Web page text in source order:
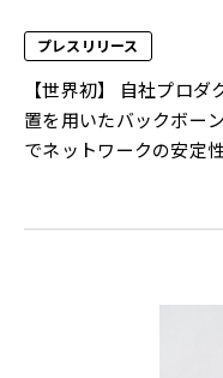
プレスリリース
【世界初】 自社プロ
置を用いたバックボー
でネットワークの安定